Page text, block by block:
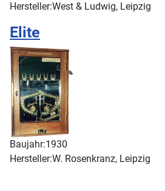
Hersteller:West & Ludwig, Leipzig
Elite
Baujahr:1930
Hersteller:W. Rosenkranz, Leipzig